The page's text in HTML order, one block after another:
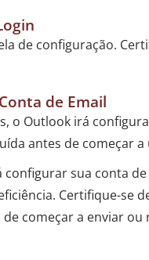
de configuração.
de Email
o Outlook irá
antes de começar
sua conta
Certifique-se
começar a enviar ou